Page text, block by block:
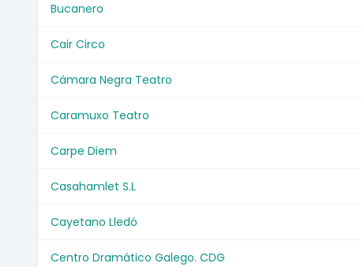
Bucanero
Cair Circo
Cámara Negra Teatro
Caramuxo Teatro
Carpe Diem
Casahamlet S.L
Cayetano Lledó
Centro Dramático Galego. CDG